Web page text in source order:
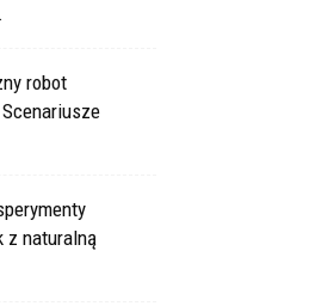
robot
z naturalną